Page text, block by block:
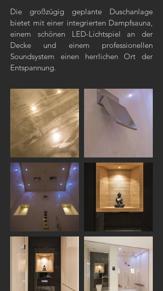
Die großzügig geplante Duschanlage
bietet mit einer integrierten Dampfsauna,
einem schönen LED-Lichtspiel an der
Decke und einem professionellen
Soundsystem einen herrlichen Ort der
Entspannung.